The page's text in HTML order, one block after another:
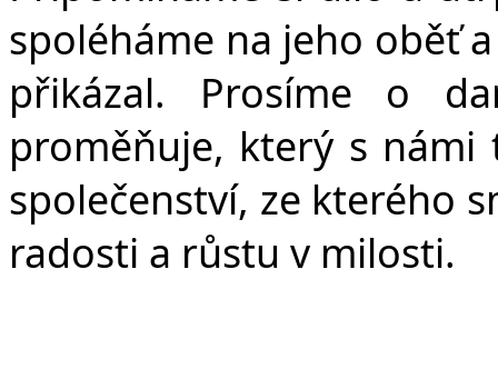
spoléháme na jeho oběť
přikázal. Prosíme o
proměňuje, který s námi
společenství, ze kterého
radosti a růstu v milosti.